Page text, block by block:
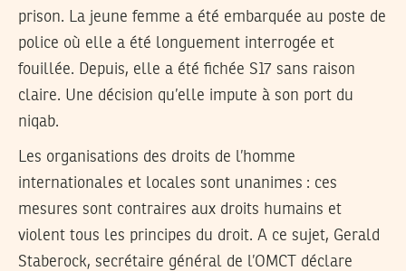
prison. La jeune femme a été embarquée au poste de
police où elle a été longuement interrogée et
fouillée. Depuis, elle a été fichée S17 sans raison
claire. Une décision qu’elle impute à son port du
niqab.
Les organisations des droits de l’homme
internationales et locales sont unanimes : ces
mesures sont contraires aux droits humains et
violent tous les principes du droit. A ce sujet, Gerald
Staberock, secrétaire général de l’OMCT déclare